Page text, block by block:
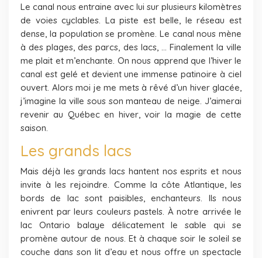
Le canal nous entraine avec lui sur plusieurs kilomètres
de voies cyclables. La piste est belle, le réseau est
dense, la population se promène. Le canal nous mène
à des plages, des parcs, des lacs, … Finalement la ville
me plait et m’enchante. On nous apprend que l’hiver le
canal est gelé et devient une immense patinoire à ciel
ouvert. Alors moi je me mets à rêvé d’un hiver glacée,
j’imagine la ville sous son manteau de neige. J’aimerai
revenir au Québec en hiver, voir la magie de cette
saison.
Les grands lacs
Mais déjà les grands lacs hantent nos esprits et nous
invite à les rejoindre. Comme la côte Atlantique, les
bords de lac sont paisibles, enchanteurs. Ils nous
enivrent par leurs couleurs pastels. À notre arrivée le
lac Ontario balaye délicatement le sable qui se
promène autour de nous. Et à chaque soir le soleil se
couche dans son lit d’eau et nous offre un spectacle